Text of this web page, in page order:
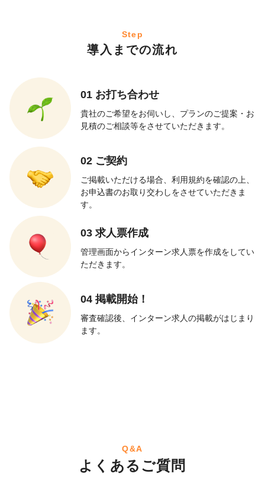
Step
導入までの流れ
01 お打ち合わせ
貴社のご希望をお伺いし、プランのご提案・お
見積のご相談等をさせていただきます。
02 ご契約
ご掲載いただける場合、利用規約を確認の上、
お申込書のお取り交わしをさせていただきま
す。
03 求人票作成
管理画面からインターン求人票を作成をしてい
ただきます。
04 掲載開始！
審査確認後、インターン求人の掲載がはじまり
ます。
Q&A
よくあるご質問